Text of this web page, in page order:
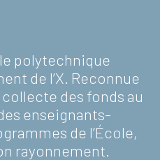
polytechnique
de l’X. Reconnue
des fonds au
enseignants-
de l’École,
rayonnement.